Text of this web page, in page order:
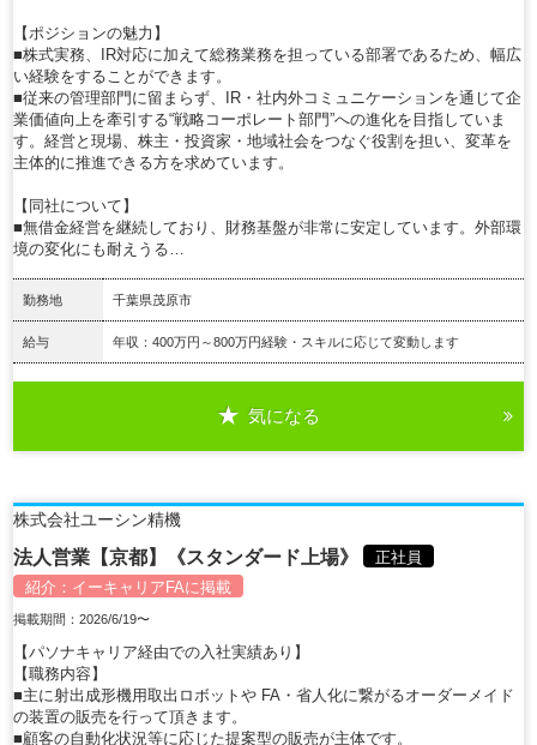
【ポジションの魅力】
■株式実務、IR対応に加えて総務業務を担っている部署であるため、幅広
い経験をすることができます。
■従来の管理部門に留まらず、IR・社内外コミュニケーションを通じて企
業価値向上を牽引する“戦略コーポレート部門”への進化を目指していま
す。経営と現場、株主・投資家・地域社会をつなぐ役割を担い、変革を
主体的に推進できる方を求めています。
【同社について】
■無借金経営を継続しており、財務基盤が非常に安定しています。外部環
境の変化にも耐えうる…
勤務地 千葉県茂原市
給与 年収：400万円～800万円経験・スキルに応じて変動します
気になる
株式会社ユーシン精機
法人営業【京都】《スタンダード上場》
正社員
紹介： イーキャリアFAに掲載
掲載期間：2026/6/19〜
【パソナキャリア経由での入社実績あり】
【職務内容】
■主に射出成形機用取出ロボットや FA・省人化に繋がるオーダーメイド
の装置の販売を行って頂きます。
■顧客の自動化状況等に応じた提案型の販売が主体です。